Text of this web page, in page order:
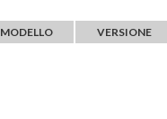
MODELLO VERSIONE